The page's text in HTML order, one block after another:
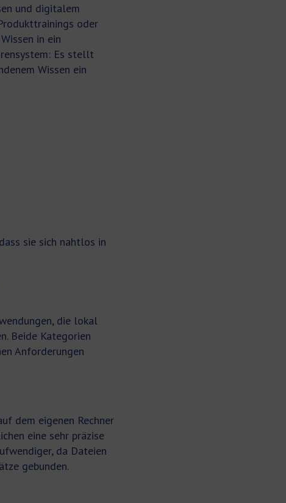
und digitalem
oder
in ein
Es stellt
Wissen ein
sie sich nahtlos in
die lokal
Beide Kategorien
Anforderungen
dem eigenen Rechner
eine sehr präzise
da Dateien
gebunden.